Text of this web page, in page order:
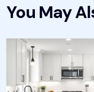
You May